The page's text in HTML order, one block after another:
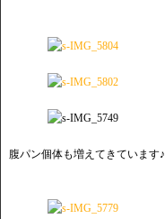
腹パン個体も増えてきています♪